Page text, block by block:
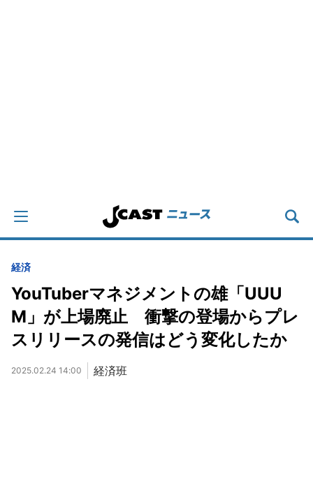
経済
YouTuberマネジメントの雄「UUU
M」が上場廃止 衝撃の登場からプレ
スリリースの発信はどう変化したか
2025.02.24 14:00 経済班